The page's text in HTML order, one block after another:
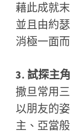
藉此成就
並且由約
消極一面
3. 試探主角
撒旦常用
以朋友的
主、亞當